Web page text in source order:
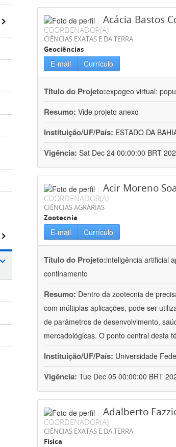
Acácia Bastos
COORDENADOR(A)
CIÊNCIAS EXATAS E DA TERRA
Geociências
E-mail Currículo
Título do Projeto:expogeo virtual:
Resumo: Vide projeto anexo
Instituição/UF/País: ESTADO DA
Vigência: Sat Dec 24 00:00:00 BRT
Acir Moreno
COORDENADOR(A)
CIÊNCIAS AGRÁRIAS
Zootecnia
E-mail Currículo
Título do Projeto:inteligência artificial
confinamento
Resumo: Dentro da zootecnia de
com múltiplas aplicações, pode ser
de parâmetros de desenvolvimento,
mercadológicas. O ponto central desta
Instituição/UF/País: Universidade
Vigência: Tue Dec 05 00:00:00 BRT
Adalberto
COORDENADOR(A)
CIÊNCIAS EXATAS E DA TERRA
Física